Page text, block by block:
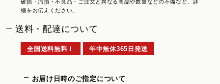
破損・汚損・不良品・ご注文と異なる商品や数量などの不備など、詳
細をお伝えください。
送料・配達について
全国送料無料！ 年中無休365日発送
お届け日時のご指定について